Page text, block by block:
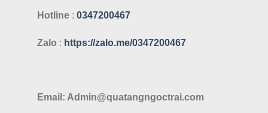
Hotline : 0347200467
Zalo : https://zalo.me/0347200467
Email: Admin@quatangngoctrai.com